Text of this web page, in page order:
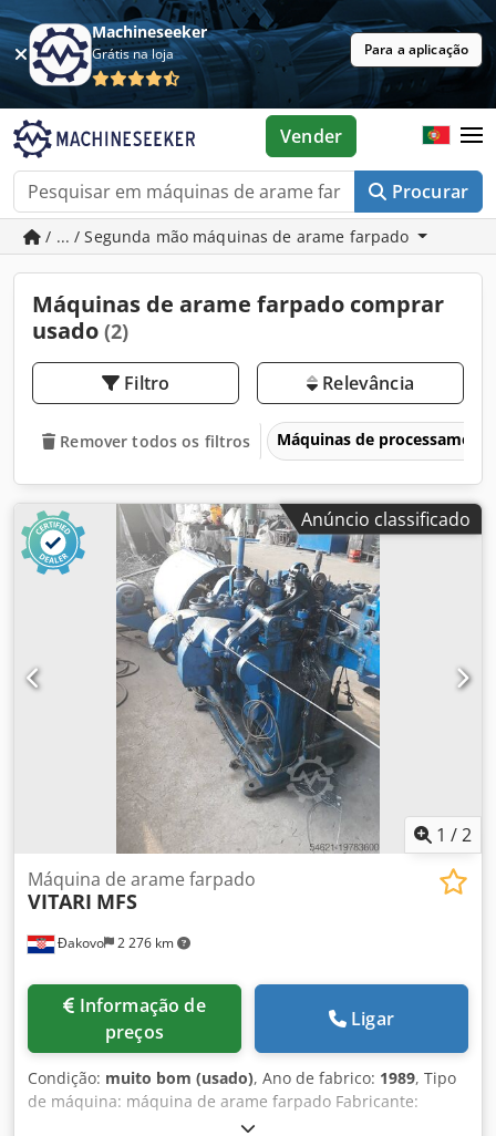
Machineseeker
Grátis na loja Para a aplicação
Procurar
Vender
/ ... / Segunda mão máquinas de arame farpado
Máquinas de arame farpado comprar
usado (2)
Filtro Relevância
Remover todos os filtros Máquinas de
Anúncio classificado
1 /2
Đakovo 2 276 km
Máquina de arame farpado
VITARI MFS
preços
Ligar
Condição: muito bom (usado), Ano de fabrico: 1989, Tipo
de máquina: máquina de arame farpado Fabricante:
VITARI Chedsw N D Suspfx Ai Nsa Modelo: MFS Ano de